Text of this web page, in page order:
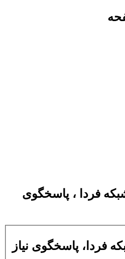
فردا ، پاسخگوی
فردا، پاسخگوی نیاز